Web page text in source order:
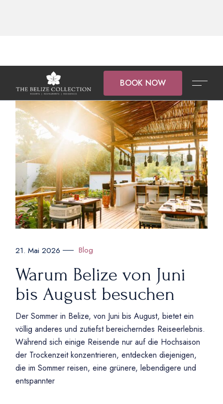
BOOK NOW
21. Mai 2026 Blog
Warum Belize von Juni
bis August besuchen
Der Sommer in Belize, von Juni bis August, bietet ein
völlig anderes und zutiefst bereicherndes Reiseerlebnis.
Während sich einige Reisende nur auf die Hochsaison
der Trockenzeit konzentrieren, entdecken diejenigen,
die im Sommer reisen, eine grünere, lebendigere und
entspannter